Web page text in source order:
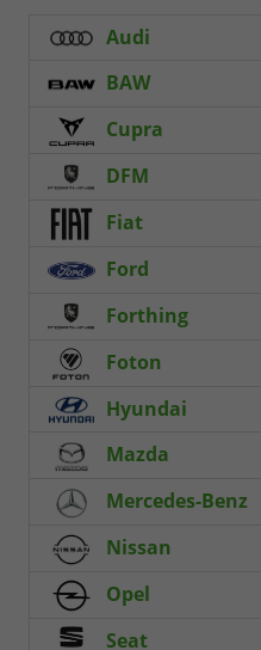
Audi
BAW
Cupra
DFM
Fiat
Ford
Forthing
Foton
Hyundai
Mazda
Mercedes-Benz
Nissan
Opel
Seat